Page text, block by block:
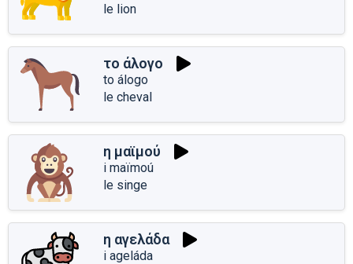
le lion
το άλογο
to álogo
le cheval
η μαϊμού
i maïmoú
le singe
η αγελάδα
i ageláda